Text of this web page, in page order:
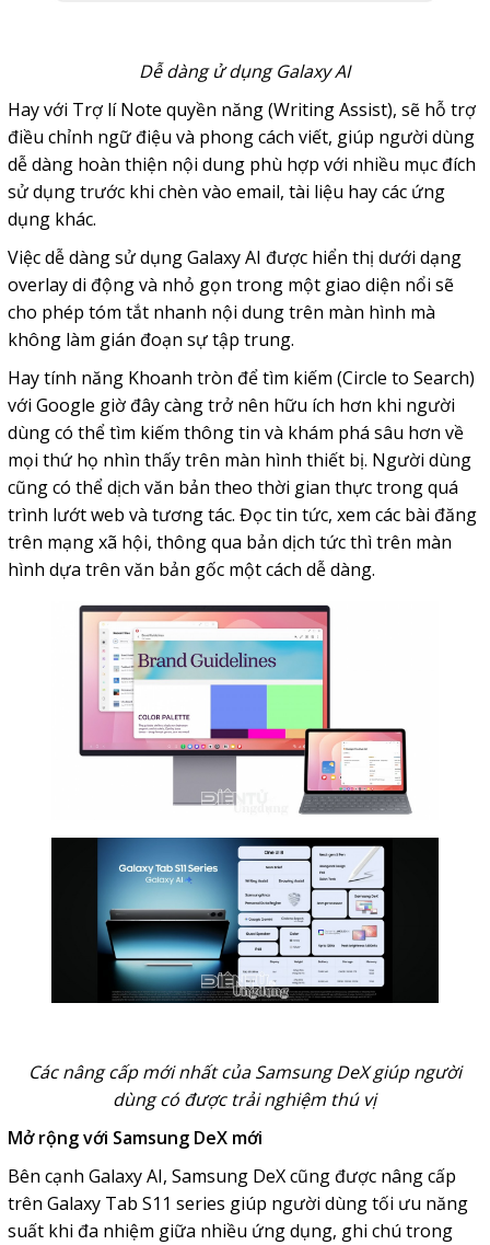
Dễ dàng ử dụng Galaxy AI
Hay với Trợ lí Note quyền năng (Writing Assist), sẽ hỗ trợ
điều chỉnh ngữ điệu và phong cách viết, giúp người dùng
dễ dàng hoàn thiện nội dung phù hợp với nhiều mục đích
sử dụng trước khi chèn vào email, tài liệu hay các ứng
dụng khác.
Việc dễ dàng sử dụng Galaxy AI được hiển thị dưới dạng
overlay di động và nhỏ gọn trong một giao diện nổi sẽ
cho phép tóm tắt nhanh nội dung trên màn hình mà
không làm gián đoạn sự tập trung.
Hay tính năng Khoanh tròn để tìm kiếm (Circle to Search)
với Google giờ đây càng trở nên hữu ích hơn khi người
dùng có thể tìm kiếm thông tin và khám phá sâu hơn về
mọi thứ họ nhìn thấy trên màn hình thiết bị. Người dùng
cũng có thể dịch văn bản theo thời gian thực trong quá
trình lướt web và tương tác. Đọc tin tức, xem các bài đăng
trên mạng xã hội, thông qua bản dịch tức thì trên màn
hình dựa trên văn bản gốc một cách dễ dàng.
Các nâng cấp mới nhất của Samsung DeX giúp người
dùng có được trải nghiệm thú vị
Mở rộng với Samsung DeX mới
Bên cạnh Galaxy AI, Samsung DeX cũng được nâng cấp
trên Galaxy Tab S11 series giúp người dùng tối ưu năng
suất khi đa nhiệm giữa nhiều ứng dụng, ghi chú trong